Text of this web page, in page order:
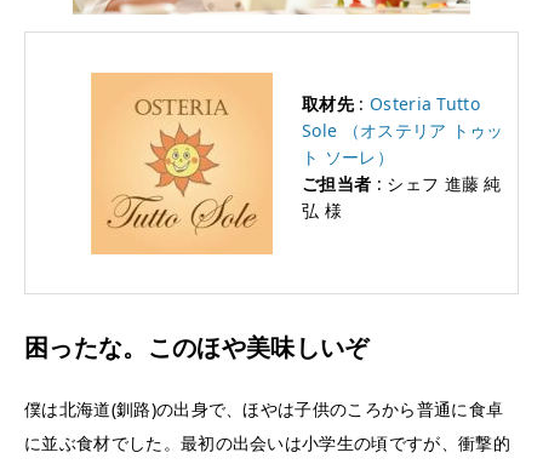
取材先: Osteria Tutto
Sole （オステリア トゥッ
ト ソーレ）
ご担当者 : シェフ 進藤 純
弘 様
困ったな。このほや美味しいぞ
僕は北海道(釧路)の出身で、ほやは子供のころから普通に食卓
に並ぶ食材でした。最初の出会いは小学生の頃ですが、衝撃的